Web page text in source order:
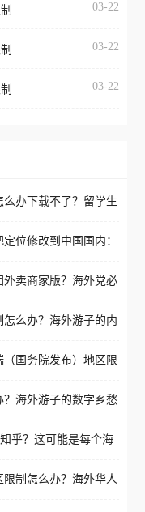
现地区及版权限
题的
学、定居等，都
扰。
无法播放”的提示
美国、加拿大、
云音乐也会像其
，即可解决「海
的问题，无论人
、澳大利亚、欧
，都可以使用，
03-22
03-22
03-22
办下载不了？留学生
位修改到中国国内：
外卖商家版？海外党必
怎么办？海外游子的内
国务院发布）地区限
海外游子的数字乡愁
乎？这可能是每个海
制怎么办？海外华人